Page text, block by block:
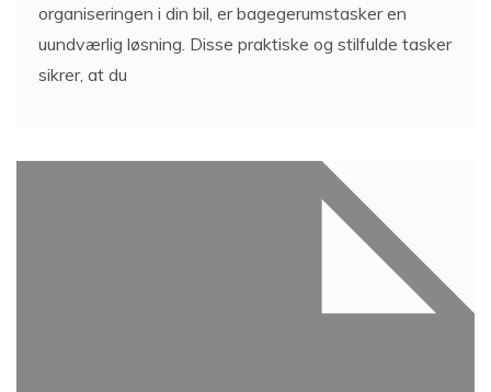
organiseringen i din bil, er bagegerumstasker en
uundværlig løsning. Disse praktiske og stilfulde tasker
sikrer, at du